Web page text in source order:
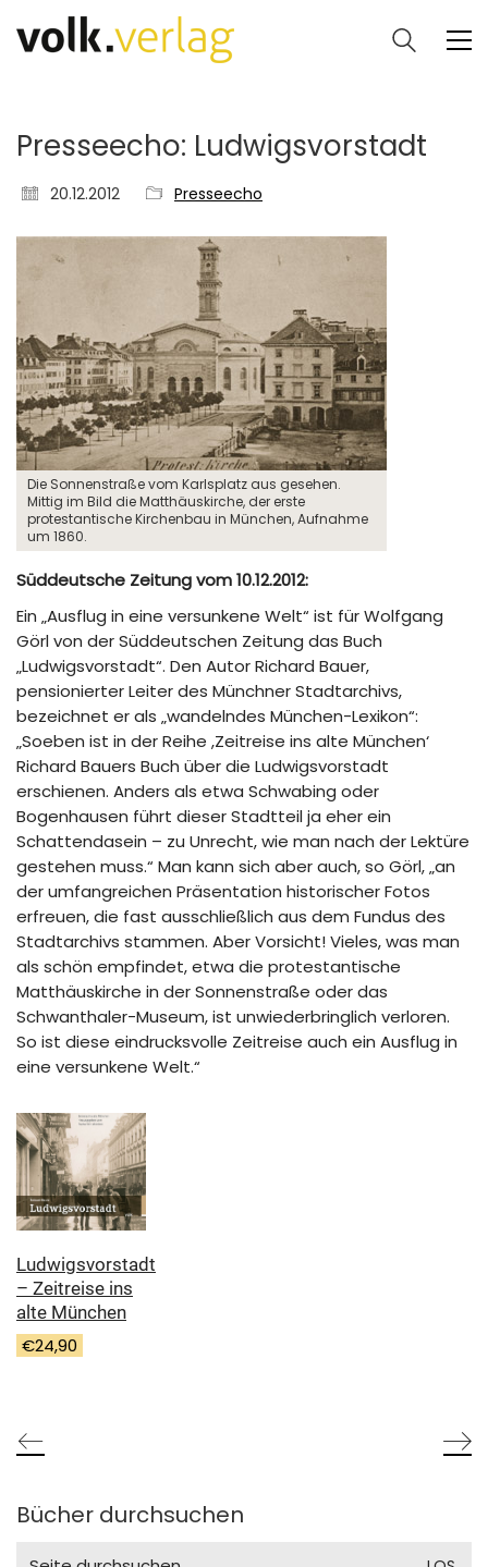
Presseecho: Ludwigsvorstadt
20.12.2012 Presseecho
Die Sonnenstraße vom Karlsplatz aus gesehen.
Mittig im Bild die Matthäuskirche, der erste
protestantische Kirchenbau in München, Aufnahme
um 1860.
Süddeutsche Zeitung vom 10.12.2012:
Ein „Ausflug in eine versunkene Welt“ ist für Wolfgang
Görl von der Süddeutschen Zeitung das Buch
„Ludwigsvorstadt“. Den Autor Richard Bauer,
pensionierter Leiter des Münchner Stadtarchivs,
bezeichnet er als „wandelndes München-Lexikon“:
„Soeben ist in der Reihe ,Zeitreise ins alte München‘
Richard Bauers Buch über die Ludwigsvorstadt
erschienen. Anders als etwa Schwabing oder
Bogenhausen führt dieser Stadtteil ja eher ein
Schattendasein – zu Unrecht, wie man nach der Lektüre
gestehen muss.“ Man kann sich aber auch, so Görl, „an
der umfangreichen Präsentation historischer Fotos
erfreuen, die fast ausschließlich aus dem Fundus des
Stadtarchivs stammen. Aber Vorsicht! Vieles, was man
als schön empfindet, etwa die protestantische
Matthäuskirche in der Sonnenstraße oder das
Schwanthaler-Museum, ist unwiederbringlich verloren.
So ist diese eindrucksvolle Zeitreise auch ein Ausflug in
eine versunkene Welt.“
Ludwigsvorstadt
– Zeitreise ins
alte München
€24,90
Bücher durchsuchen